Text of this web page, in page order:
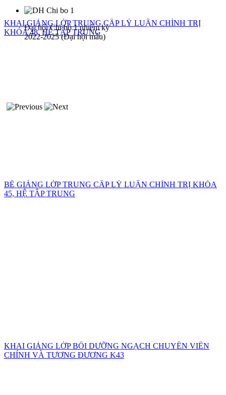
KHAI GIẢNG LỚP TRUNG CẤP LÝ LUẬN CHÍNH TRỊ
KHÓA 48, HỆ TẬP TRUNG
BẾ GIẢNG LỚP TRUNG CẤP LÝ LUẬN CHÍNH TRỊ KHÓA
45, HỆ TẬP TRUNG
KHAI GIẢNG LỚP BỒI DƯỠNG NGẠCH CHUYÊN VIÊN
CHÍNH VÀ TƯƠNG ĐƯƠNG K43
Đại hội Chi bộ 1 nhiệm kỳ
2022-2025 (Đại hội mẫu)